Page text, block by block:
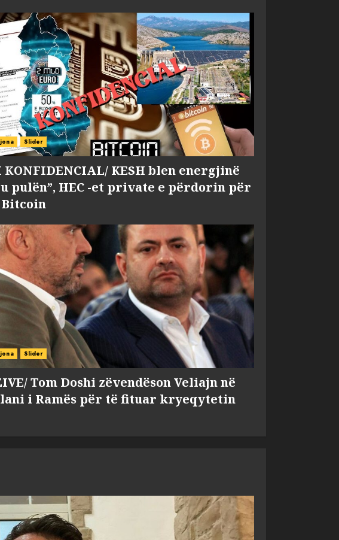
Slider
KONFIDENCIAL/ KESH blen energjinë
pulën”, HEC -et private e përdorin për
Slider
Tom Doshi zëvendëson Veliajn në
i Ramës për të fituar kryeqytetin